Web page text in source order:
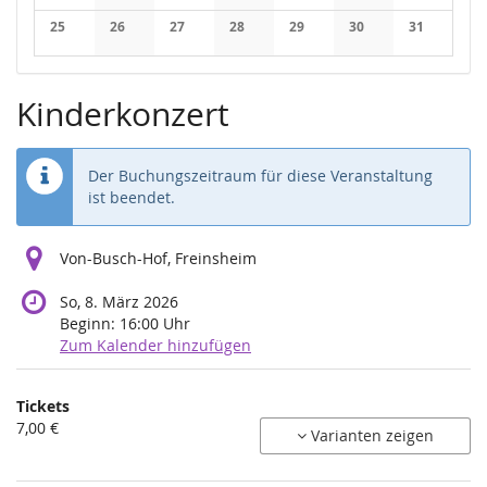
Keine Veranstaltungen
Keine Veranstaltungen
Keine Veranstaltungen
Keine Veranstaltungen
Keine Veranstaltungen
Keine Keine
25
Keine Veranstaltungen
26
Keine Veranstaltungen
27
Keine Veranstaltungen
28
Keine Veranstaltungen
29
Keine Veranstaltungen
30
Keine
31
Keine
Kinderkonzert
Der Buchungszeitraum für diese Veranstaltung
ist beendet.
Von-Busch-Hof, Freinsheim
So, 8. März 2026
Beginn: 16:00 Uhr
Zum Kalender hinzufügen
Produkte
Unkategorisierte
Tickets
7,00 €
Varianten zeigen